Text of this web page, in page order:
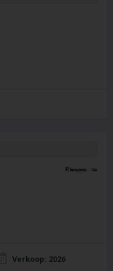
Verkoop: 2026